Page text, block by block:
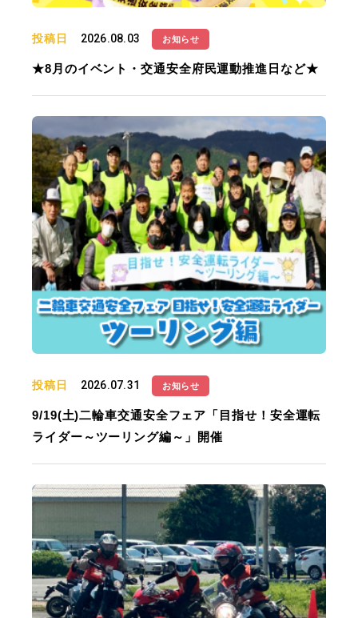
投稿日 2026.08.03 お知らせ
★8月のイベント・交通安全府民運動推進日など★
投稿日 2026.07.31 お知らせ
9/19(土)二輪車交通安全フェア「目指せ！安全運転
ライダー～ツーリング編～」開催